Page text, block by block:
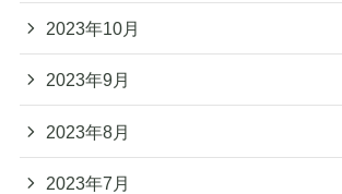
2023年10月
2023年9月
2023年8月
2023年7月